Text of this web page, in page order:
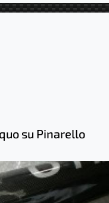
su Pinarello